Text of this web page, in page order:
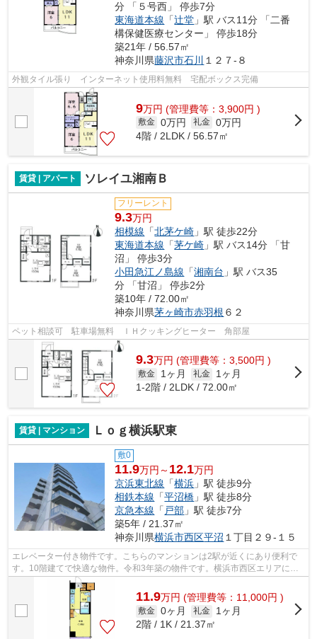
分 「５号西」 停歩7分
東海道本線 「辻堂 」駅 バス11分 「二番
構保健医療センター」 停歩18分
築21年 / 56.57㎡
神奈川県藤沢市石川 １２７-８
外観タイル張り インターネット使用料無料 宅配ボックス完備
9万円 (管理費等：3,900円 )
敷金 0万円 礼金 0万円
4階 / 2LDK / 56.57㎡
賃貸 | アパート ソレイユ湘南Ｂ
フリーレント
9.3万円
相模線 「北茅ケ崎 」駅 徒歩22分
東海道本線 「茅ケ崎 」駅 バス14分 「甘
沼」 停歩3分
小田急江ノ島線 「湘南台 」駅 バス35
分 「甘沼」 停歩2分
築10年 / 72.00㎡
神奈川県茅ヶ崎市赤羽根 ６２
ペット相談可 駐車場無料 ＩＨクッキングヒーター 角部屋
9.3万円 (管理費等：3,500円 )
敷金 1ヶ月 礼金
1ヶ月
1-2階 / 2LDK / 72.00㎡
賃貸 | マンション Ｌｏｇ横浜駅東
敷0
11.9万円～ 12.1万円
京浜東北線 「横浜 」駅 徒歩9分
相鉄本線 「平沼橋 」駅 徒歩8分
京急本線 「 戸部 」駅 徒歩7分
築5年 / 21.37㎡
神奈川県横浜市西区平沼 １丁目２９-１５
エレベーター付き物件です。こちらのマンションは2駅が近くにあり便利で
す。10階建てで快適な物件。令和3年築の物件です。横浜市西区エリアにあ
る賃貸情報のことなら、地域に密着した...
11.9万円 (管理費等：11,000円 )
敷金 0ヶ月 礼金
1ヶ月
2階 / 1K / 21.37㎡